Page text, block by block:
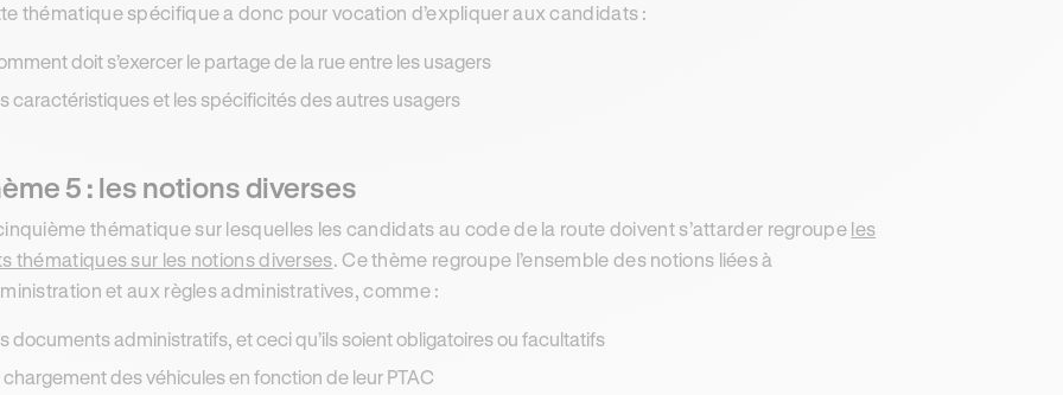
thématique spécifique a donc pour vocation d’expliquer aux candidats :
doit s’exercer le partage de la rue entre les usagers
caractéristiques et les spécificités des autres usagers
5 : les notions diverses
thématique sur lesquelles les candidats au code de la route doivent s’attarder regroupe les
thématiques sur les notions diverses. Ce thème regroupe l’ensemble des notions liées à
et aux règles administratives, comme :
documents administratifs, et ceci qu’ils soient obligatoires ou facultatifs
chargement des véhicules en fonction de leur PTAC